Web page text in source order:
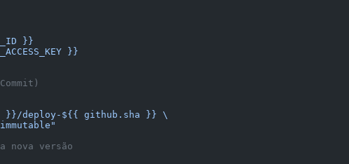
}}
}}
deploy-${{ github.sha }} \
nova versão